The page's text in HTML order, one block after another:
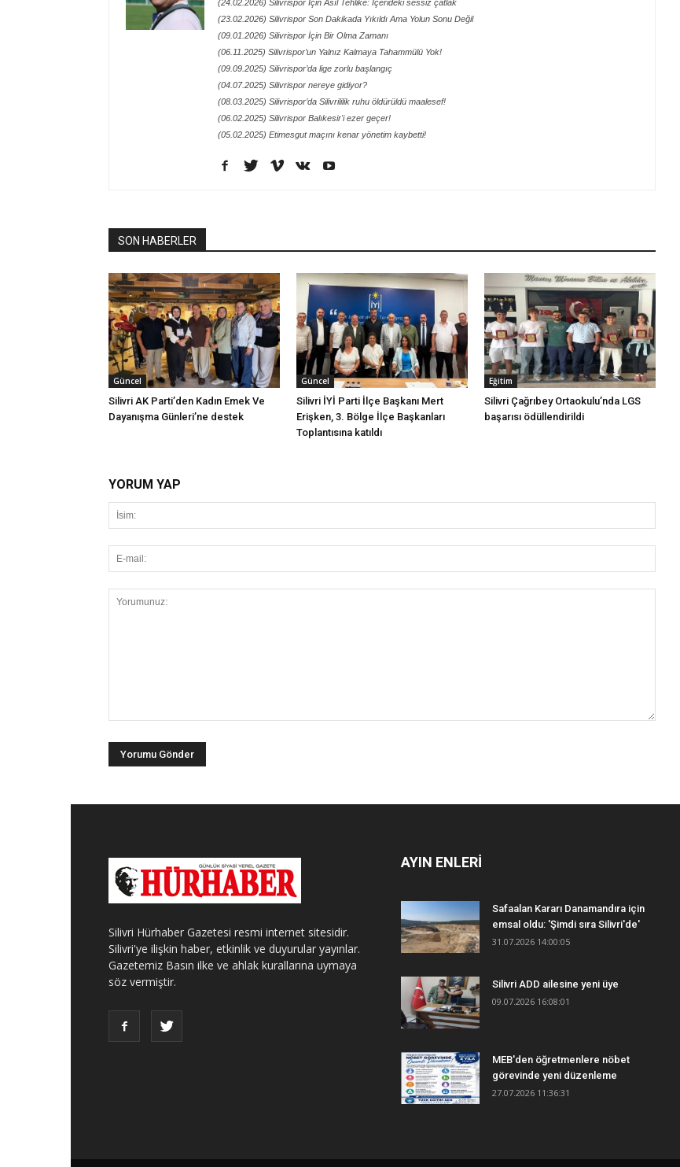
(24.02.2026) Silivrispor İçin Asıl Tehlike: İçerideki sessiz çatlak
(23.02.2026) Silivrispor Son Dakikada Yıkıldı Ama Yolun Sonu Değil
(09.01.2026) Silivrispor İçin Bir Olma Zamanı
(06.11.2025) Silivrispor’un Yalnız Kalmaya Tahammülü Yok!
(09.09.2025) Silivrispor’da lige zorlu başlangıç
(04.07.2025) Silivrispor nereye gidiyor?
(08.03.2025) Silivrispor’da Silivrililik ruhu öldürüldü maalesef!
(06.02.2025) Silivrispor Balıkesir'i ezer geçer!
(05.02.2025) Etimesgut maçını kenar yönetim kaybetti!
SON HABERLER
Güncel
Silivri AK Parti’den Kadın Emek Ve
Dayanışma Günleri’ne destek
Güncel
Silivri İYİ Parti İlçe Başkanı Mert
Erişken, 3. Bölge İlçe Başkanları
Toplantısına katıldı
Eğitim
Silivri Çağrıbey Ortaokulu’nda LGS
başarısı ödüllendirildi
YORUM YAP
Silivri Hürhaber Gazetesi resmi internet sitesidir.
Silivri'ye ilişkin haber, etkinlik ve duyurular yayınlar.
Gazetemiz Basın ilke ve ahlak kurallarına uymaya
söz vermiştir.
AYIN ENLERİ
Safaalan Kararı Danamandıra için
emsal oldu: 'Şimdi sıra Silivri'de'
31.07.2026 14:00:05
Silivri ADD ailesine yeni üye
09.07.2026 16:08:01
MEB'den öğretmenlere nöbet
görevinde yeni düzenleme
27.07.2026 11:36:31